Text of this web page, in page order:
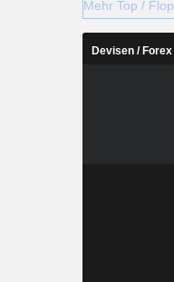
Mehr Top / Flop
Devisen / Forex